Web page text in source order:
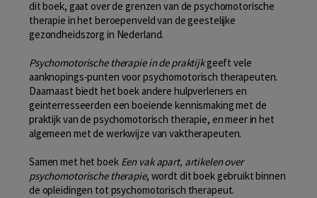
dit boek, gaat over de grenzen van de psychomotorische
therapie in het beroepenveld van de geestelijke
gezondheidszorg in Nederland.
Psychomotorische therapie in de praktijkgeeft vele
aanknopings-punten voor psychomotorisch therapeuten.
Daarnaast biedt het boek andere hulpverleners en
geinterresseerden een boeiende kennismaking met de
praktijk van de psychomotorisch therapie, en meer in het
algemeen met de werkwijze van vaktherapeuten.
Samen met het boek Een vak apart, artikelen over
psychomotorische therapie, wordt dit boek gebruikt binnen
de opleidingen tot psychomotorisch therapeut.